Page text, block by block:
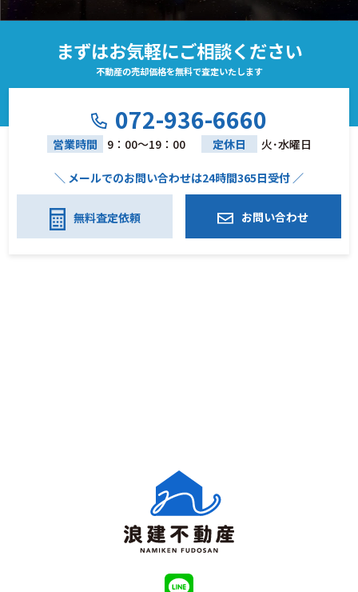
まずはお気軽にご相談ください
不動産の売却価格を無料で査定いたします
072-936-6660
営業時間 9：00～19：00 定休日 火･水曜日
＼ メールでのお問い合わせは24時間365日受付 ／
無料査定依頼 お問い合わせ